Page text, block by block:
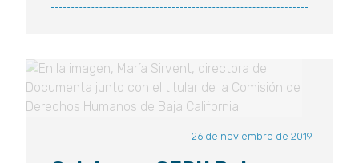
26 de noviembre de 2019